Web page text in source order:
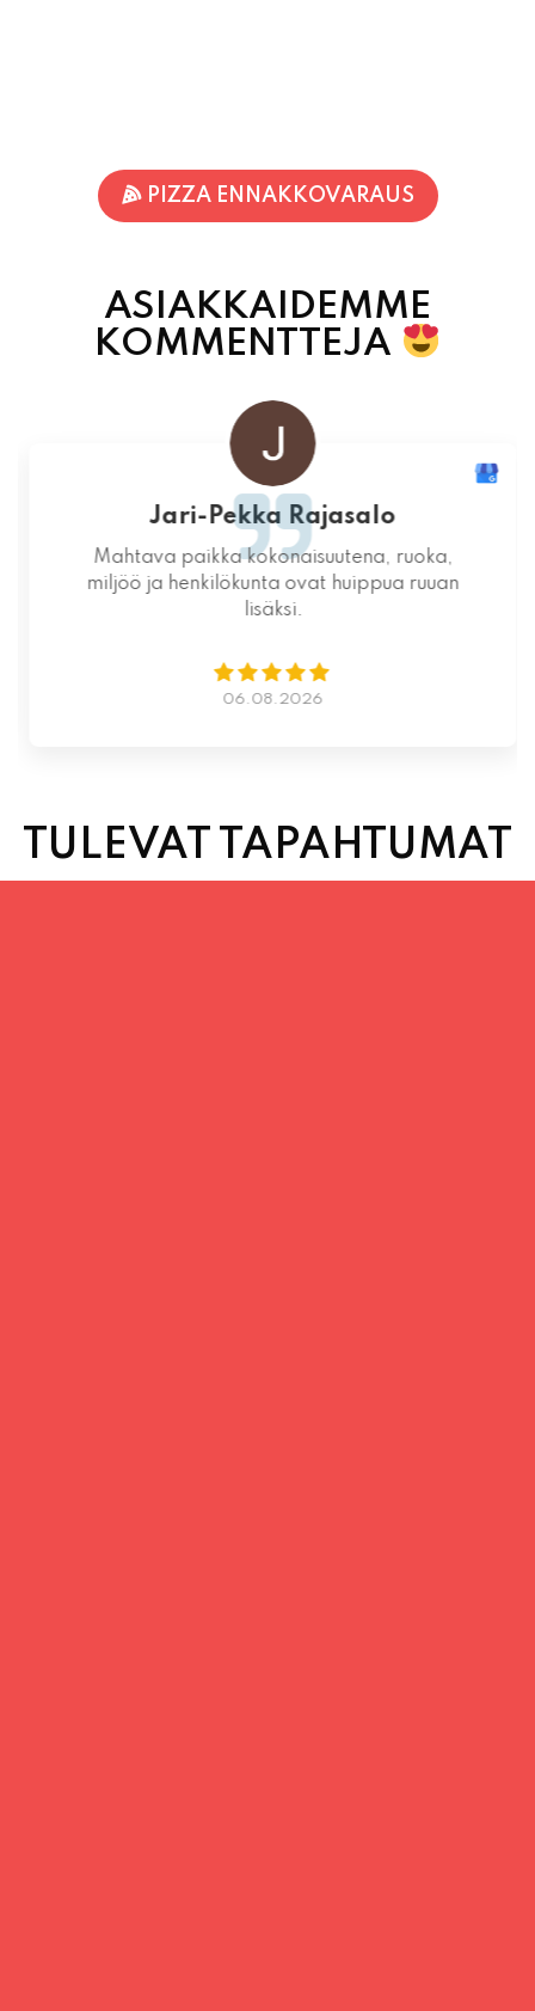
PIZZA ENNAKKOVARAUS
ASIAKKAIDEMME
KOMMENTTEJA
Jari-Pekka Rajasalo
Mahtava paikka kokonaisuutena, ruoka,
miljöö ja henkilökunta ovat huippua ruuan
lisäksi.
06.08.2026
TULEVAT TAPAHTUMAT